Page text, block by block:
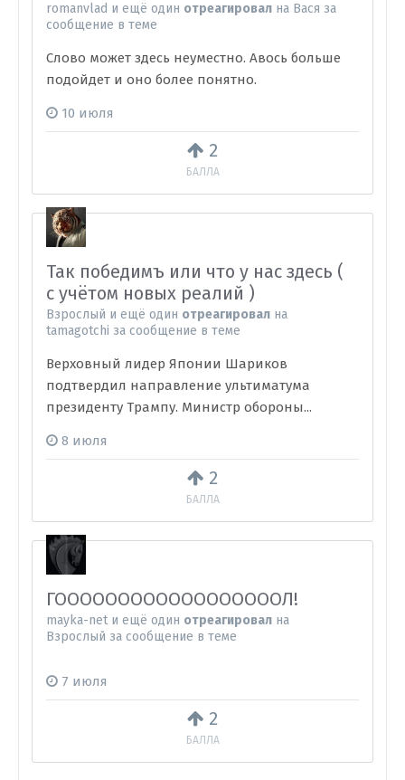
2
БАЛЛА
romanvlad и ещё один отреагировал на Вася за
сообщение в теме
Слово может здесь неуместно. Авось больше
подойдет и оно более понятно.
10 июля
2
БАЛЛА
Так победимъ или что у нас здесь (
с учётом новых реалий )
Взрослый и ещё один отреагировал на
tamagotchi за сообщение в теме
Верховный лидер Японии Шариков
подтвердил направление ультиматума
президенту Трампу. Министр обороны...
8 июля
2
БАЛЛА
ГООООООООООООООООООЛ!
mayka-net и ещё один отреагировал на
Взрослый за сообщение в теме
7 июля